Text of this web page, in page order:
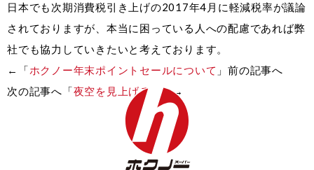
日本でも次期消費税引き上げの2017年4月に軽減税率が議論
されておりますが、本当に困っている人への配慮であれば弊
社でも協力していきたいと考えております。
←「ホクノー年末ポイントセールについて 」前の記事へ
次の記事へ「夜空を見上げると」→